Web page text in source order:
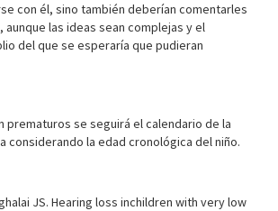
con él, sino también deberían comentarles
las ideas sean complejas y el
del que se esperaría que pudieran
prematuros se seguirá el calendario de la
considerando la edad cronológica del niño.
JS. Hearing loss inchildren with very low